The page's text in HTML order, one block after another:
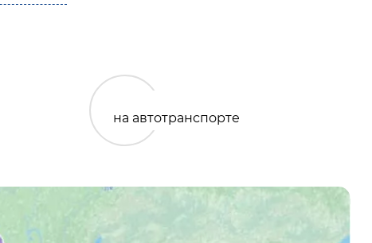
на автотранспорте